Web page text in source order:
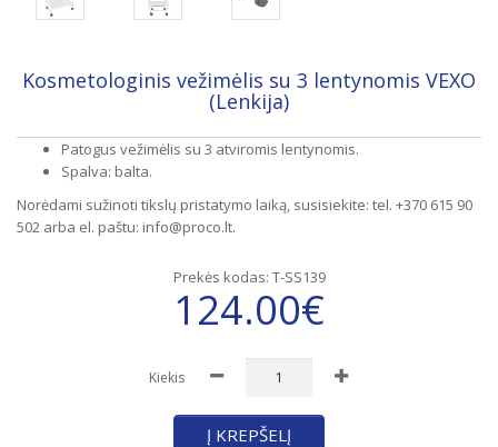
Kosmetologinis vežimėlis su 3 lentynomis VEXO
(Lenkija)
Patogus vežimėlis su 3 atviromis lentynomis.
Spalva: balta.
Norėdami sužinoti tikslų pristatymo laiką, susisiekite: tel. +370 615 90
502 arba el. paštu: info@proco.lt.
Prekės kodas: T-SS139
124.00€
Kiekis
Į KREPŠELĮ